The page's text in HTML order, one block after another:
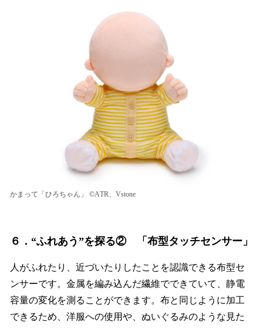
かまって「ひろちゃん」 ©ATR、Vstone
６．“ふれあう”を探る② 「布型タッチセンサー」
人がふれたり、近づいたりしたことを認識できる布型セ
ンサーです。金属を編み込んだ繊維でできていて、静電
容量の変化を測ることができます。布と同じように加工
できるため、洋服への使用や、ぬいぐるみのような見た